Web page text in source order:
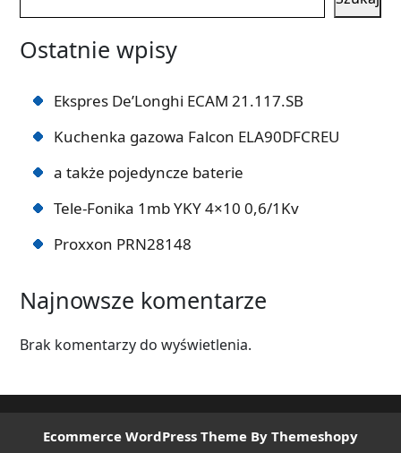
Ostatnie wpisy
Ekspres De’Longhi ECAM 21.117.SB
Kuchenka gazowa Falcon ELA90DFCREU
a także pojedyncze baterie
Tele-Fonika 1mb YKY 4×10 0,6/1Kv
Proxxon PRN28148
Najnowsze komentarze
Brak komentarzy do wyświetlenia.
Ecommerce WordPress Theme By Themeshopy